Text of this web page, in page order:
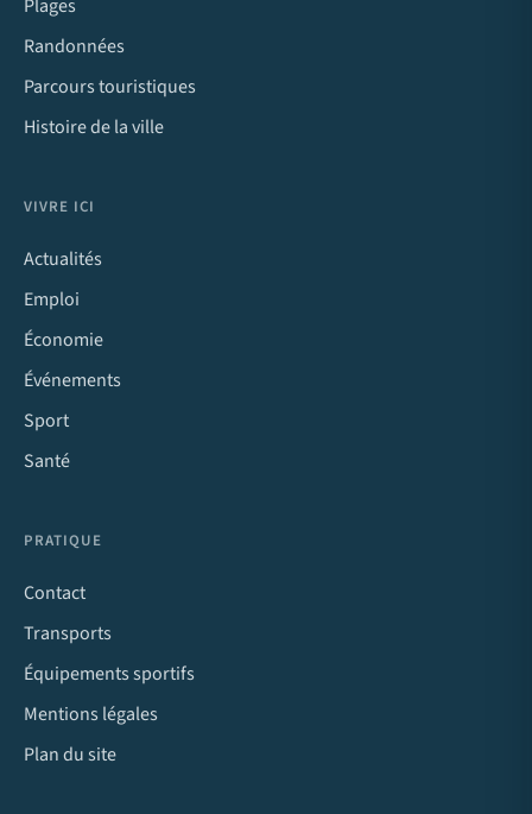
Plages
Randonnées
Parcours touristiques
Histoire de la ville
VIVRE ICI
Actualités
Emploi
Économie
Événements
Sport
Santé
PRATIQUE
Contact
Transports
Équipements sportifs
Mentions légales
Plan du site